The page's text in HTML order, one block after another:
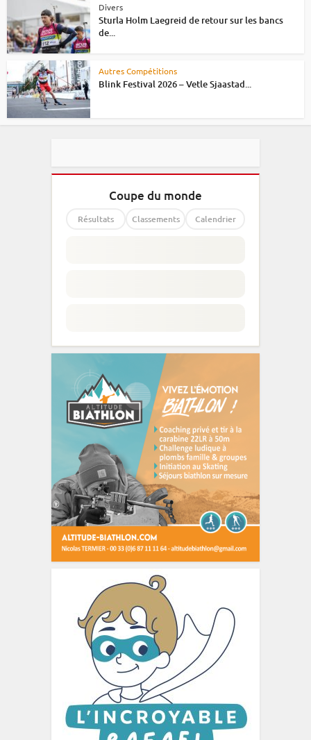
Divers
Sturla Holm Laegreid de retour sur les bancs
de...
Autres Compétitions
Blink Festival 2026 – Vetle Sjaastad...
Coupe du monde
Résultats Classements Calendrier